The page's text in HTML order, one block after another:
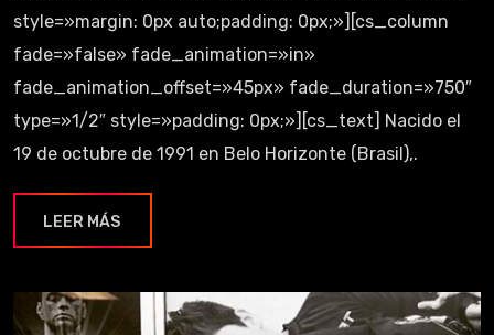
style=»margin: 0px auto;padding: 0px;»][cs_column
fade=»false» fade_animation=»in»
fade_animation_offset=»45px» fade_duration=»750″
type=»1/2″ style=»padding: 0px;»][cs_text] Nacido el
19 de octubre de 1991 en Belo Horizonte (Brasil),.
LEER MÁS